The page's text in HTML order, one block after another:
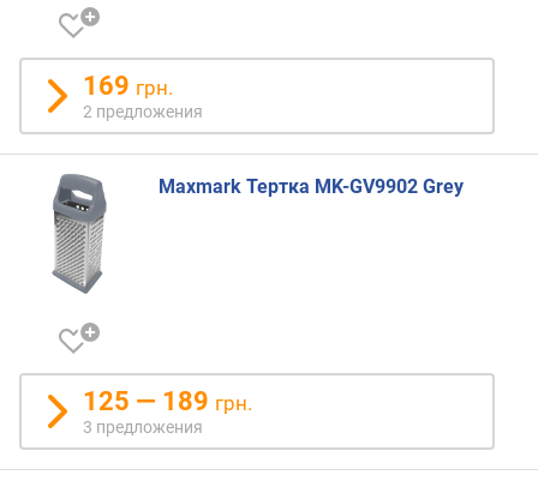
169 грн.
2 предложения
Maxmark Тертка MK-GV9902 Grey
125 — 189 грн.
3 предложения